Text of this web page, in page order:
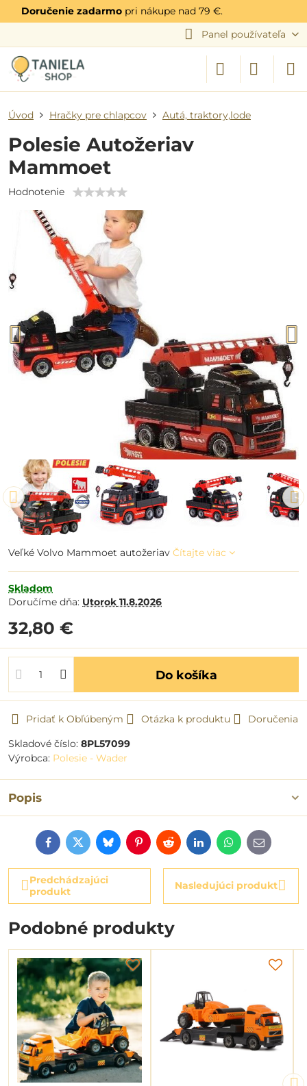
Doručenie zadarmo pri nákupe nad 79 €.
Panel používateľa
Úvod Hračky pre chlapcov Autá, traktory,lode
Polesie Autožeriav
Mammoet
Hodnotenie
Veľké Volvo Mammoet autožeriav Čítajte viac
Skladom
Doručíme dňa: Utorok 11.8.2026
32,80 €
Do košíka
Pridať k Obľúbeným Otázka k produktu
Doručenia
Skladové číslo: 8PL57099
Výrobca: Polesie - Wader
Popis
FacebookTwitterBlueskyPinterestRedditLinkedInWhatsApp
E-
mail
Predchádzajúci
produkt
Nasledujúci produkt
Podobné produkty